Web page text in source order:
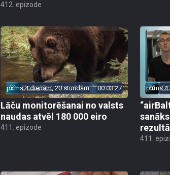
412. epizode
pirms 4 dienām, 20 stundām 00:03:27
Lāču monitorēšanai no valsts
naudas atvēl 180 000 eiro
411. epizode
pirms 4
411.